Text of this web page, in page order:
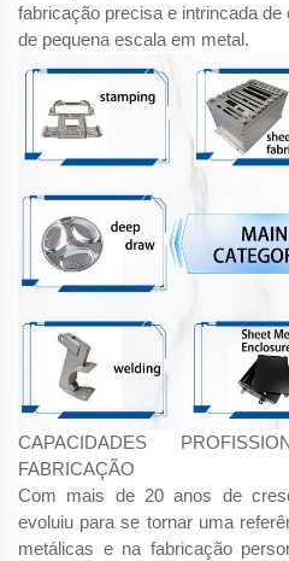
fabricação precisa e intrincada
de pequena escala em metal.
CAPACIDADES
FABRICAÇÃO
Com mais de 20 anos de
evoluiu para se tornar uma
metálicas e na fabricação